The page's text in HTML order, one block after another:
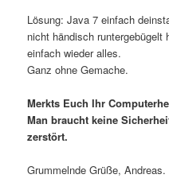
Lösung: Java 7 einfach
nicht händisch
einfach wieder alles.
Ganz ohne Gemache.
Merkts Euch Ihr
Man braucht keine
zerstört.
Grummelnde Grüße, Andreas.